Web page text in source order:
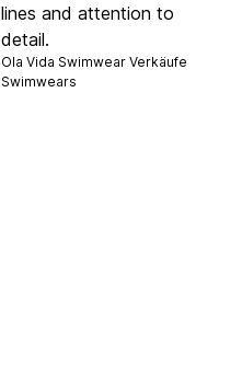
lines and attention to
detail.
Ola Vida Swimwear Verkäufe
Swimwears